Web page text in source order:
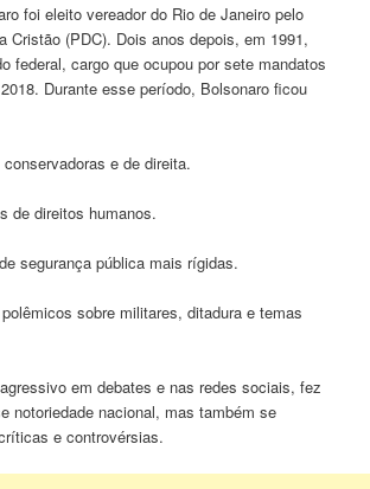
foi eleito vereador do Rio de Janeiro pelo
Cristão (PDC). Dois anos depois, em 1991,
federal, cargo que ocupou por sete mandatos
Durante esse período, Bolsonaro ficou
e de direita.
de direitos humanos.
segurança pública mais rígidas.
sobre militares, ditadura e temas
em debates e nas redes sociais, fez
notoriedade nacional, mas também se
e controvérsias.